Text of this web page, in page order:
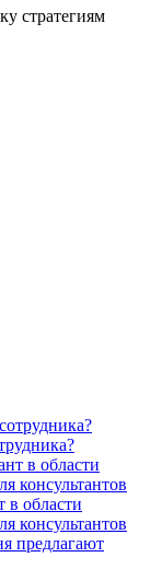
стратегиям
в области
консультантов